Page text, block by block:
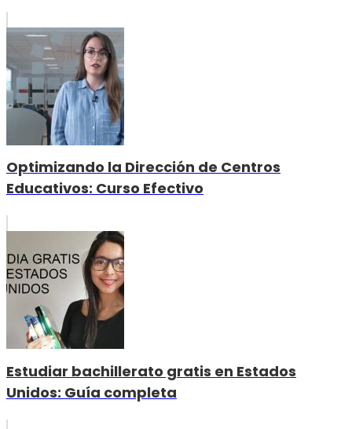
Optimizando la Dirección de Centros
Educativos: Curso Efectivo
Estudiar bachillerato gratis en Estados
Unidos: Guía completa